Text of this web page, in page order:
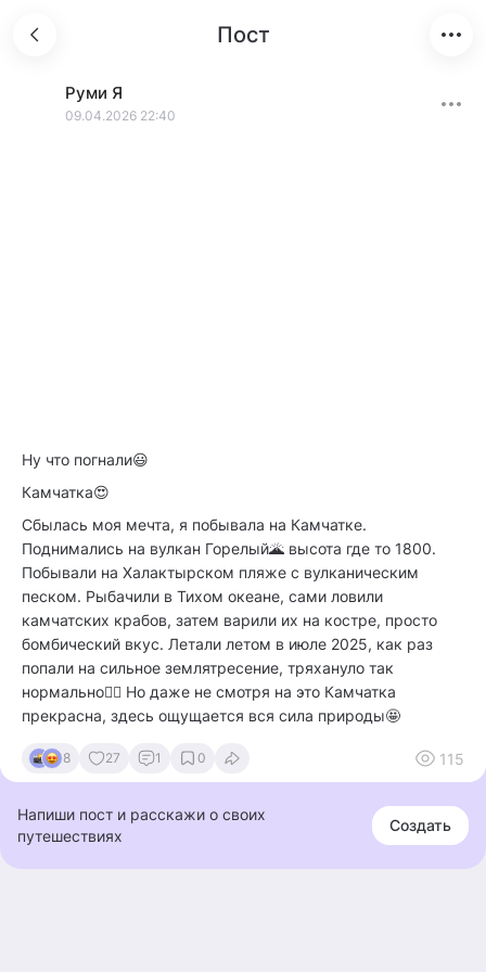
Пост
Руми Я
09.04.2026 22:40
Ну что погнали😃
Камчатка😍
Сбылась моя мечта, я побывала на Камчатке.
Поднимались на вулкан Горелый🌋 высота где то 1800.
Побывали на Халактырском пляже с вулканическим
песком. Рыбачили в Тихом океане, сами ловили
камчатских крабов, затем варили их на костре, просто
бомбический вкус. Летали летом в июле 2025, как раз
попали на сильное землятресение, тряхануло так
нормально🤦‍♀️ Но даже не смотря на это Камчатка
прекрасна, здесь ощущается вся сила природы🤩
8 27 1 0 115
Напиши пост и расскажи о своих
путешествиях
Создать